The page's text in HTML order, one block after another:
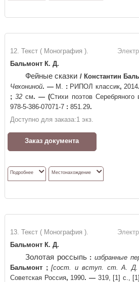
12. Текст ( Монография ).
Бальмонт К. Д.
Фейные сказки / Константин
Чехониной. —М. : РИПОЛ классик, 2014
; 32 см. — (Стихи поэтов Серебряного
978-5-386-07071-7 : 851.29.
Доступно для заказа:1 экз.
Заказ документа
Подробнее Местонахождение
13. Текст ( Монография ).
Бальмонт К. Д.
Золотая россыпь : избранные
Бальмонт ; [сост. и вступ. ст. А. Д.
Советская Россия, 1990. —319, [1] с.,